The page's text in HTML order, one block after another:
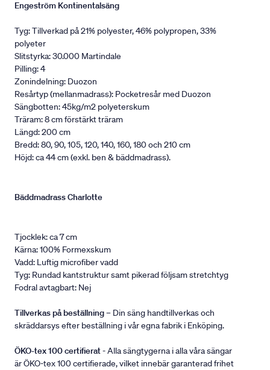
Engeström Kontinentalsäng
Tyg: Tillverkad på 21% polyester, 46% polypropen, 33%
polyeter
Slitstyrka: 30.000 Martindale
Pilling: 4
Zonindelning: Duozon
Resårtyp (mellanmadrass): Pocketresår med Duozon
Sängbotten: 45kg/m2 polyeterskum
Träram: 8 cm förstärkt träram
Längd: 200 cm
Bredd: 80, 90, 105, 120, 140, 160, 180 och 210 cm
Höjd: ca 44 cm (exkl. ben & bäddmadrass).
Bäddmadrass Charlotte
Tjocklek: ca 7 cm
Kärna: 100% Formexskum
Vadd: Luftig microfiber vadd
Tyg: Rundad kantstruktur samt pikerad följsam stretchtyg
Fodral avtagbart: Nej
Tillverkas på beställning– Din säng handtillverkas och
skräddarsys efter beställning i vår egna fabrik i Enköping.
ÖKO-tex 100 certifierat- Alla sängtygerna i alla våra sängar
är ÖKO-tex 100 certifierade, vilket innebär garanterad frihet